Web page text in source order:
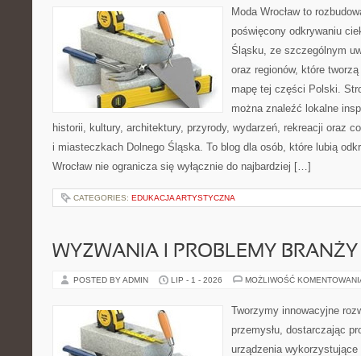
Moda Wrocław to
poświęcony odkrywaniu
Śląsku, ze szczególnym
oraz regionów, które
mapę tej części Polski.
można znaleźć lokalne
historii, kultury, architektury, przyrody, wydarzeń, rekreacji oraz
i miasteczkach Dolnego Śląska. To blog dla osób, które lubią
Wrocław nie ogranicza się wyłącznie do najbardziej […]
CATEGORIES: EDUKACJA ARTYSTYCZNA
WYZWANIA I PROBLEMY BRANŻY
POSTED BY ADMIN LIP - 1 - 2026 MOŻLIWOŚĆ
Tworzymy innowacyjne
przemysłu, dostarczając
urządzenia